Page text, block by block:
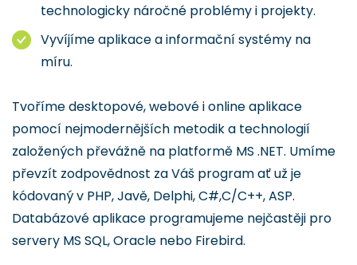
technologicky náročné problémy i projekty.
Vyvíjíme aplikace a informační systémy na
míru.
Tvoříme desktopové, webové i online aplikace
pomocí nejmodernějších metodik a technologií
založených převážně na platformě MS .NET. Umíme
převzít zodpovědnost za Váš program ať už je
kódovaný v PHP, Javě, Delphi, C#,C/C++, ASP.
Databázové aplikace programujeme nejčastěji pro
servery MS SQL, Oracle nebo Firebird.